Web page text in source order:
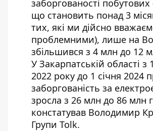
заборгованості
що становить понад 3
тих, які ми дійсно
проблемними), лише на
збільшився з 4 млн до 12
У Закарпатській області з
2022 року до 1 січня 2024
заборгованість за
зросла з 26 млн до 86 млн
констатував Володимир
Групи Tolk.